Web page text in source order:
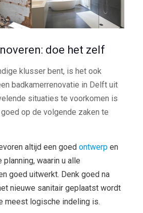
doe het zelf
klusser bent, is het ook
badkamerrenovatie in Delft uit
situaties te voorkomen is
op de volgende zaken te
altijd een goed ontwerp en
planning, waarin u alle
goed uitwerkt. Denk goed na
nieuwe sanitair geplaatst wordt
meest logische indeling is.